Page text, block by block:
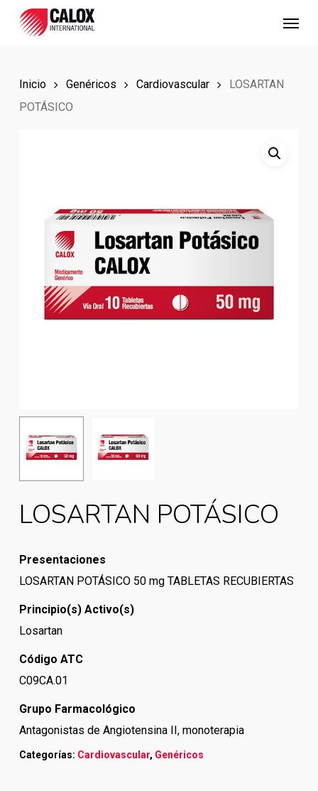
Inicio Genéricos Cardiovascular
LOSARTAN
POTÁSICO
LOSARTAN POTÁSICO
Presentaciones
LOSARTAN POTÁSICO 50 mg TABLETAS RECUBIERTAS
Principio(s) Activo(s)
Losartan
Código ATC
C09CA.01
Grupo Farmacológico
Antagonistas de Angiotensina II, monoterapia
Categorías: Cardiovascular, Genéricos